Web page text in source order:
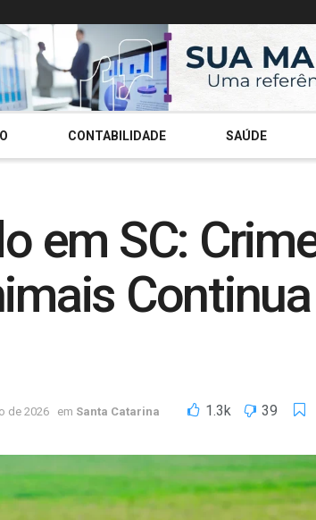
CONTABILIDADE SAÚDE
em SC:
de 2026 em Santa Catarina 1.3k 39